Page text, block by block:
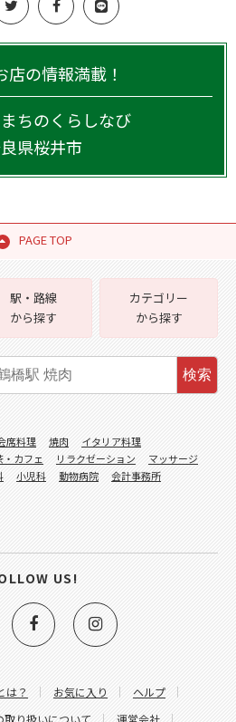
店の情報満載！
ちのくらしなび
県桜井市
PAGE TOP
は？ お気に入り
ヘルプ
取り扱いについて 運営会社
駅・路線
から探す
カテゴリー
から探す
検索
席料理 焼肉
イタリア料理
・カフェ リラクゼーション
マッサージ
小児科 動物病院
会計事務所
US!